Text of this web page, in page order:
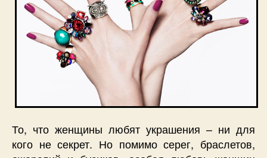
То, что женщины любят украшения – ни для
кого не секрет. Но помимо серег, браслетов,